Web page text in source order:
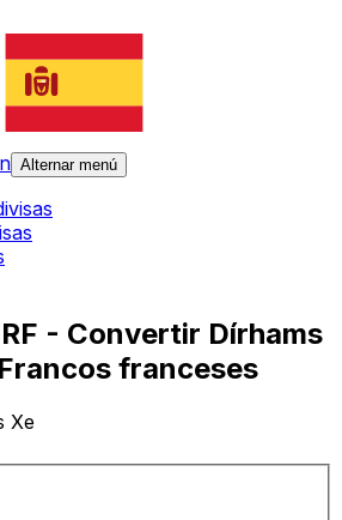
Alternar menú
- Convertir Dírhams
franceses
Xe